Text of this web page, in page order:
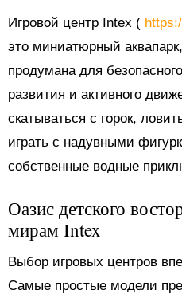
Игровой центр Intex (
это миниатюрный
продумана для
развития и активного
скатываться с горок,
играть с надувными
собственные водные
Оазис детского
мирам Intex
Выбор игровых центров
Самые простые модели